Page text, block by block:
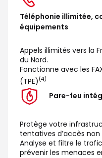
Téléphonie illimitée,
équipements
Appels illimités vers la
du Nord.
Fonctionne avec les
(TPE) (4)
Pare-feu
Protège votre
tentatives d’accès non
Analyse et filtre le
prévenir les menaces